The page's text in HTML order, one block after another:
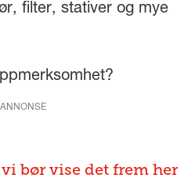
filter, stativer og mye
ANNONSE
bør vise det frem her